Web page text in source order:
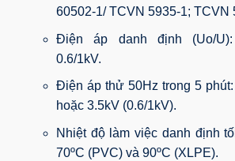
60502-1/ TCVN 5935-1; TCVN
Điện áp danh định (Uo/U):
0.6/1kV.
Điện áp thử 50Hz trong 5
hoặc 3.5kV (0.6/1kV).
Nhiệt độ làm việc danh định
70ºC (PVC) và 90ºC (XLPE).